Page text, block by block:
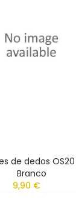
de dedos
Branco
9,90 €